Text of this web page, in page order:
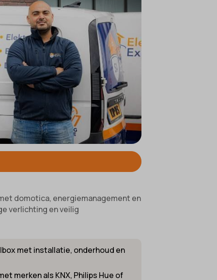
domotica, energiemanagement en
verlichting en veilig
met installatie, onderhoud en
merken als KNX, Philips Hue of